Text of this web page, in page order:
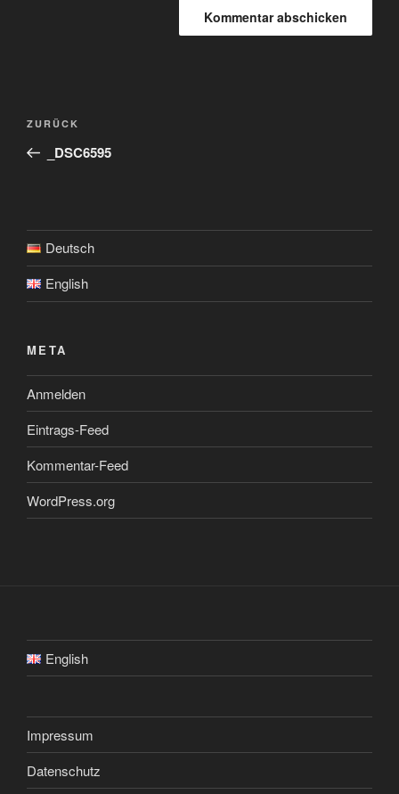
Beitragsnavigation
Vorheriger
Beitrag
ZURÜCK
_DSC6595
Deutsch
English
META
Anmelden
Eintrags-Feed
Kommentar-Feed
WordPress.org
English
Impressum
Datenschutz